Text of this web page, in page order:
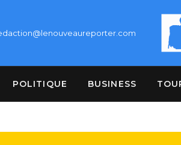
POLITIQUE BUSINESS